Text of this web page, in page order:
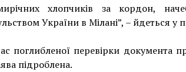
хлопчиків за кордон,
України в Мілані”, – йдеться у
поглибленої перевірки документа
підроблена.